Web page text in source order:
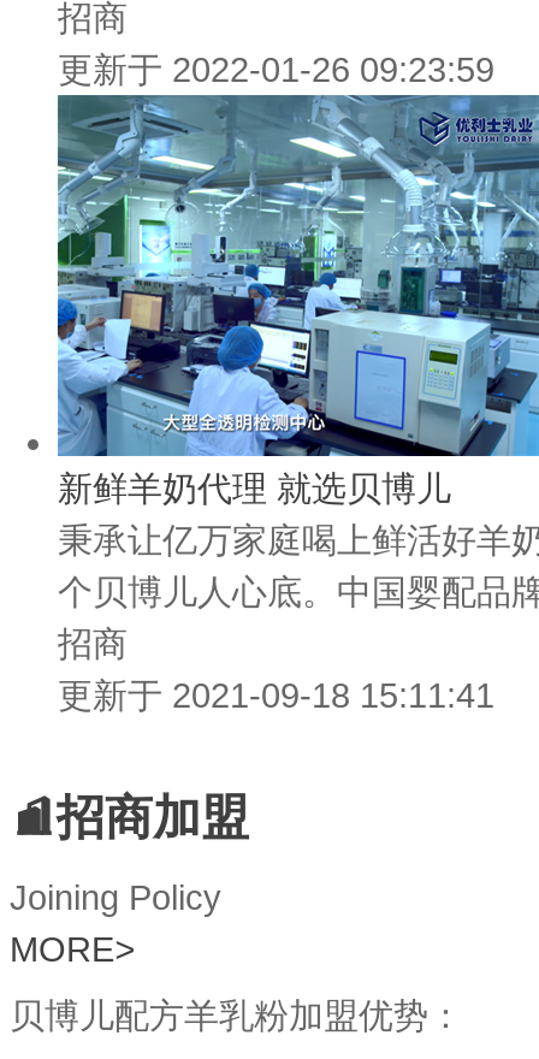
招商
更新于 2022-01-26 09:23:59
新鲜羊奶代理 就选贝博儿
秉承让亿万家庭喝上鲜活好羊
个贝博儿人心底。中国婴配品
招商
更新于 2021-09-18 15:11:41
招商加盟
Joining Policy
MORE>
贝博儿配方羊乳粉加盟优势：